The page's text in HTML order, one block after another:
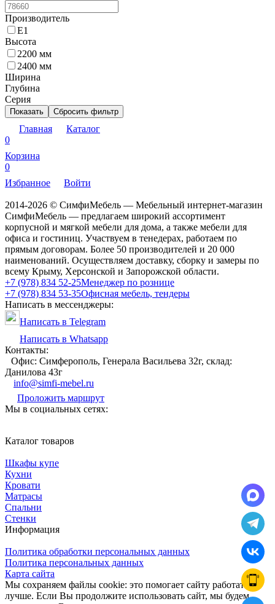
Производитель
Е1
Высота
2200 мм
2400 мм
Ширина
Глубина
Серия
Показать Сбросить фильтр
Главная
Каталог
0
Корзина
0
Избранное
Войти
2014-2026 © СимфиМебель — Мебельный интернет-магазин
СимфиМебель — предлагаем широкий ассортимент
корпусной и мягкой мебели для дома, а также мебели для
офиса и гостиниц. Участвуем в тенедерах, работаем по
прямым договорам. Более 50 производителей и 20 000
наименований. Осуществляем доставку, сборку и замеры по
всему Крыму, Херсонской и Запорожской области.
+7 (978) 834 52-25Менеджер по рознице
+7 (978) 834 53-35Офисная мебель, тендеры
Написать в мессенджеры:
Написать в Telegram
Написать в Whatsapp
Контакты:
Офис: Симферополь, Генерала Васильева 32г, склад:
Данилова 43г
info@simfi-mebel.ru
Проложить маршрут
Мы в социальных сетях:
Каталог товаров
Шкафы купе
Кухни
Кровати
Матрасы
Cпальни
Стенки
Информация
Политика обработки персональных данных
Политика персональных данных
Карта сайта
Мы сохраняем файлы cookie: это помогает сайту работать
лучше. Если Вы продолжите использовать сайт, мы будем